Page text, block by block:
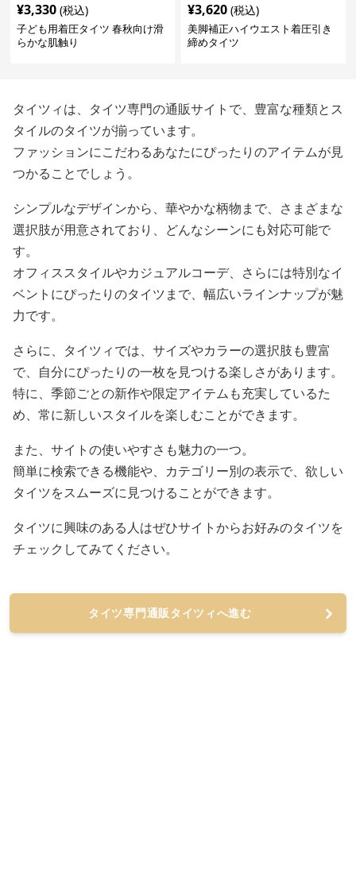
¥3,330 (税込)
子ども用着圧タイツ 春秋向け滑
らかな肌触り
¥3,620 (税込)
美脚補正ハイウエスト着圧引き
締めタイツ
タイツィは、タイツ専門の通販サイトで、豊富な種類とス
タイルのタイツが揃っています。
ファッションにこだわるあなたにぴったりのアイテムが見
つかることでしょう。
シンプルなデザインから、華やかな柄物まで、さまざまな
選択肢が用意されており、どんなシーンにも対応可能で
す。
オフィススタイルやカジュアルコーデ、さらには特別なイ
ベントにぴったりのタイツまで、幅広いラインナップが魅
力です。
さらに、タイツィでは、サイズやカラーの選択肢も豊富
で、自分にぴったりの一枚を見つける楽しさがあります。
特に、季節ごとの新作や限定アイテムも充実しているた
め、常に新しいスタイルを楽しむことができます。
また、サイトの使いやすさも魅力の一つ。
簡単に検索できる機能や、カテゴリー別の表示で、欲しい
タイツをスムーズに見つけることができます。
タイツに興味のある人はぜひサイトからお好みのタイツを
チェックしてみてください。
タイツ専門通販タイツィへ進む